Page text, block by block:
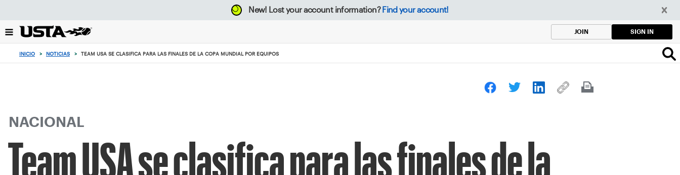
el
botón
New! Lost your account information? Find your account!
JOIN SIGN IN
INICIO > NOTICIAS > TEAM USA SE CLASIFICA PARA LAS FINALES DE LA COPA MUNDIAL POR EQUIPOS
NACIONAL
Team USA se clasifica para las finales de la